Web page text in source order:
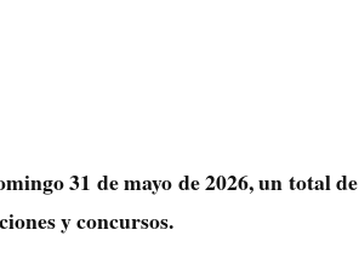
31 de mayo de 2026, un total de
y concursos.